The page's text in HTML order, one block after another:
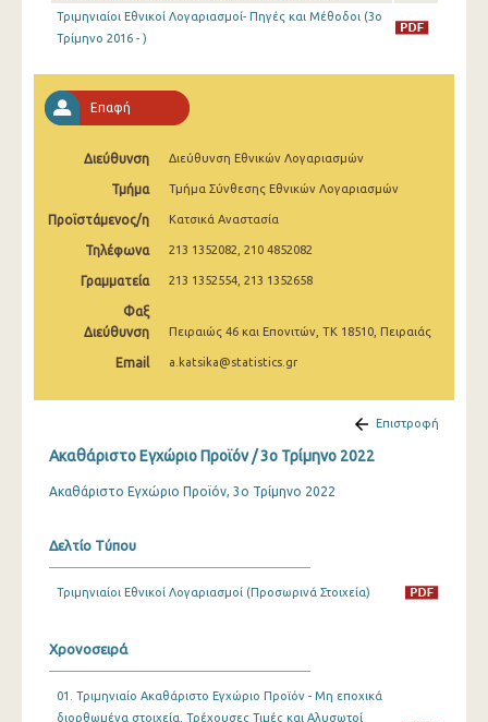
1o Τρίμηνο 2023
3o Τρίμηνο 2022
2o Τρίμηνο 2022
1o Τρίμηνο 2022
3o Τρίμηνο 2021
2o Τρίμηνο 2021
1o Τρίμηνο 2021
4o Τρίμηνο 2020
3o Τρίμηνο 2020
2o Τρίμηνο 2020
1o Τρίμηνο 2020
2o Τρίμηνο 2019
1o Τρίμηνο 2019
3o Τρίμηνο 2018
Τριμηνιαίοι Εθνικοί Λογαριασμοί- Πηγές και Μέθοδοι (3o
Τρίμηνο 2016 - )
Επαφή
Διεύθυνση Διεύθυνση Εθνικών Λογαριασμών
Τμήμα Τμήμα Σύνθεσης Εθνικών Λογαριασμών
Προϊστάμενος/η Κατσικά Αναστασία
Τηλέφωνα 213 1352082, 210 4852082
Γραμματεία 213 1352554, 213 1352658
Φαξ
Διεύθυνση
Πειραιώς 46 και Επονιτών, ΤΚ 18510, Πειραιάς
Email a.katsika@statistics.gr
Επιστροφή
Ακαθάριστο Εγχώριο Προϊόν / 3o Τρίμηνο 2022
Ακαθάριστο Εγχώριο Προϊόν, 3ο Τρίμηνο 2022
Δελτίο Τύπου
Τριμηνιαίοι Εθνικοί Λογαριασμοί (Προσωρινά Στοιχεία)
Χρονοσειρά
01. Τριμηνιαίο Ακαθάριστο Εγχώριο Προϊόν - Μη εποχικά
διορθωμένα στοιχεία, Τρέχουσες Τιμές και Αλυσωτοί